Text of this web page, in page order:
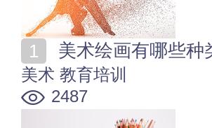
美术绘画有哪些种
美术 教育培训
2487